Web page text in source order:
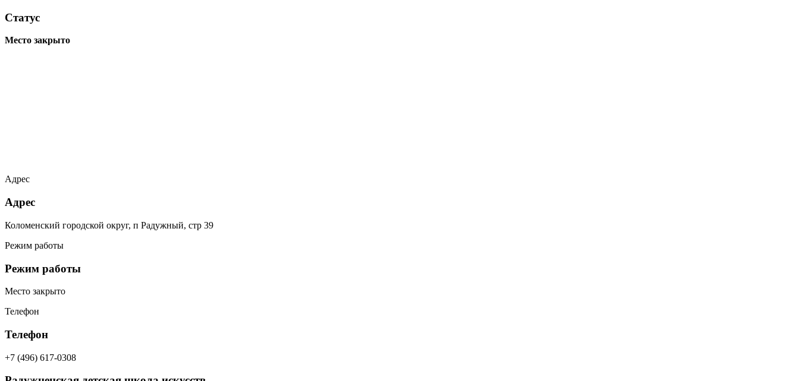
Статус
Место закрыто
Адрес
Адрес
Коломенский городской округ, п Радужный, стр 39
Режим работы
Режим работы
Место закрыто
Телефон
Телефон
+7 (496) 617-0308